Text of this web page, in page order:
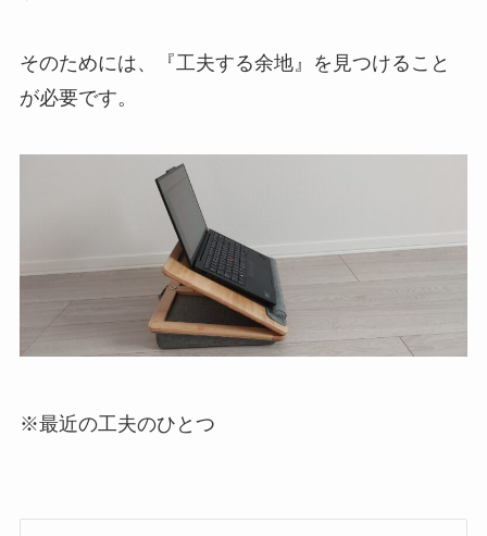
そのためには、『工夫する余地』を見つけること
が必要です。
※最近の工夫のひとつ